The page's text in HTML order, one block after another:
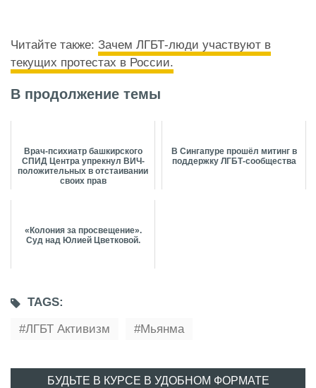
Читайте также: Зачем ЛГБТ-люди участвуют в
текущих протестах в России.
В продолжение темы
Врач-психиатр башкирского
СПИД Центра упрекнул ВИЧ-
положительных в отстаивании
своих прав
В Сингапуре прошёл митинг в
поддержку ЛГБТ-сообщества
«Колония за просвещение».
Суд над Юлией Цветковой.
TAGS:
ЛГБТ Активизм
Мьянма
БУДЬТЕ В КУРСЕ В УДОБНОМ ФОРМАТЕ